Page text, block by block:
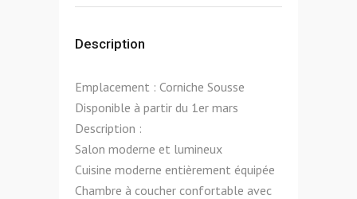
Description
Emplacement : Corniche Sousse
Disponible à partir du 1er mars
Description :
Salon moderne et lumineux
Cuisine moderne entièrement équipée
Chambre à coucher confortable avec